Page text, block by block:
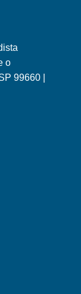
o
99660 |